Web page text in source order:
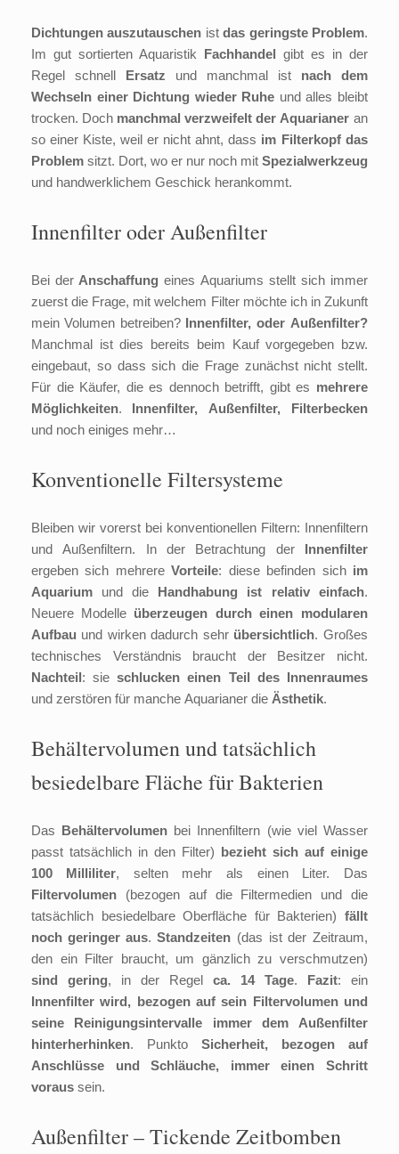
Dichtungen auszutauschen ist das geringste Problem.
Im gut sortierten Aquaristik Fachhandel gibt es in der
Regel schnell Ersatz und manchmal ist nach dem
Wechseln einer Dichtung wieder Ruhe und alles bleibt
trocken. Doch manchmal verzweifelt der Aquarianer an
so einer Kiste, weil er nicht ahnt, dass im Filterkopf das
Problem sitzt. Dort, wo er nur noch mit Spezialwerkzeug
und handwerklichem Geschick herankommt.
Innenfilter oder Außenfilter
Bei der Anschaffung eines Aquariums stellt sich immer
zuerst die Frage, mit welchem Filter möchte ich in Zukunft
mein Volumen betreiben? Innenfilter, oder Außenfilter?
Manchmal ist dies bereits beim Kauf vorgegeben bzw.
eingebaut, so dass sich die Frage zunächst nicht stellt.
Für die Käufer, die es dennoch betrifft, gibt es mehrere
Möglichkeiten. Innenfilter, Außenfilter, Filterbecken
und noch einiges mehr…
Konventionelle Filtersysteme
Bleiben wir vorerst bei konventionellen Filtern: Innenfiltern
und Außenfiltern. In der Betrachtung der Innenfilter
ergeben sich mehrere Vorteile: diese befinden sich im
Aquarium und die Handhabung ist relativ einfach.
Neuere Modelle überzeugen durch einen modularen
Aufbau und wirken dadurch sehr übersichtlich. Großes
technisches Verständnis braucht der Besitzer nicht.
Nachteil: sie schlucken einen Teil des Innenraumes
und zerstören für manche Aquarianer die Ästhetik.
Behältervolumen und tatsächlich
besiedelbare Fläche für Bakterien
Das Behältervolumen bei Innenfiltern (wie viel Wasser
passt tatsächlich in den Filter) bezieht sich auf einige
100 Milliliter, selten mehr als einen Liter. Das
Filtervolumen (bezogen auf die Filtermedien und die
tatsächlich besiedelbare Oberfläche für Bakterien) fällt
noch geringer aus. Standzeiten (das ist der Zeitraum,
den ein Filter braucht, um gänzlich zu verschmutzen)
sind gering, in der Regel ca. 14 Tage. Fazit: ein
Innenfilter wird, bezogen auf sein Filtervolumen und
seine Reinigungsintervalle immer dem Außenfilter
hinterherhinken. Punkto Sicherheit, bezogen auf
Anschlüsse und Schläuche, immer einen Schritt
voraus sein.
Außenfilter – Tickende Zeitbomben